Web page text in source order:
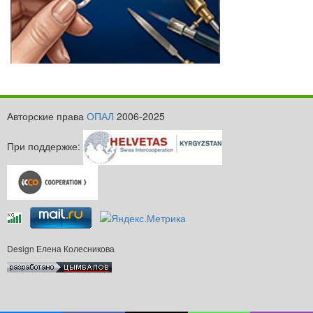
Авторские права ОПАЛ 2006-2025
При поддержке:
Design Елена Колесникова